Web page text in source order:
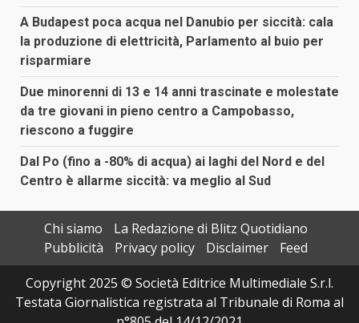
A Budapest poca acqua nel Danubio per siccità: cala
la produzione di elettricità, Parlamento al buio per
risparmiare
Due minorenni di 13 e 14 anni trascinate e molestate
da tre giovani in pieno centro a Campobasso,
riescono a fuggire
Dal Po (fino a -80% di acqua) ai laghi del Nord e del
Centro è allarme siccità: va meglio al Sud
Chi siamo
La Redazione di Blitz Quotidiano
Pubblicità
Privacy policy Disclaimer
Feed
Copyright 2025 © Società Editrice Multimediale S.r.l.
Testata Giornalistica registrata al Tribunale di Roma al